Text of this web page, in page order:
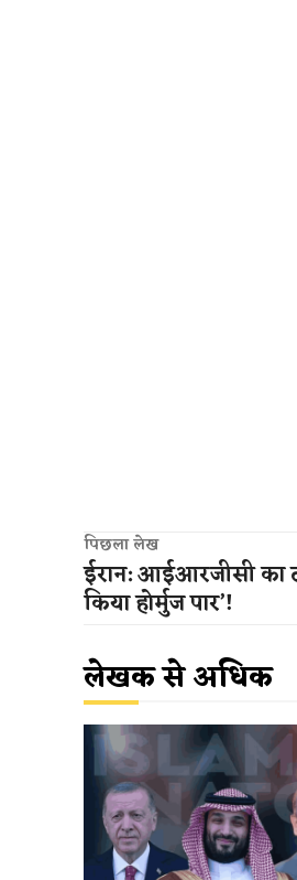
पिछला लेख
ईरान: आईआरजीसी का
किया होर्मुज पार’!
लेखक से अधिक